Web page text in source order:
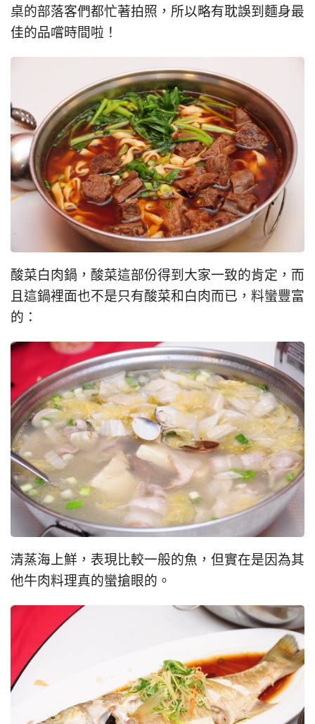
桌的部落客們都忙著拍照，所以略有耽誤到麵身最
佳的品嚐時間啦！
酸菜白肉鍋，酸菜這部份得到大家一致的肯定，而
且這鍋裡面也不是只有酸菜和白肉而已，料蠻豐富
的：
清蒸海上鮮，表現比較一般的魚，但實在是因為其
他牛肉料理真的蠻搶眼的。